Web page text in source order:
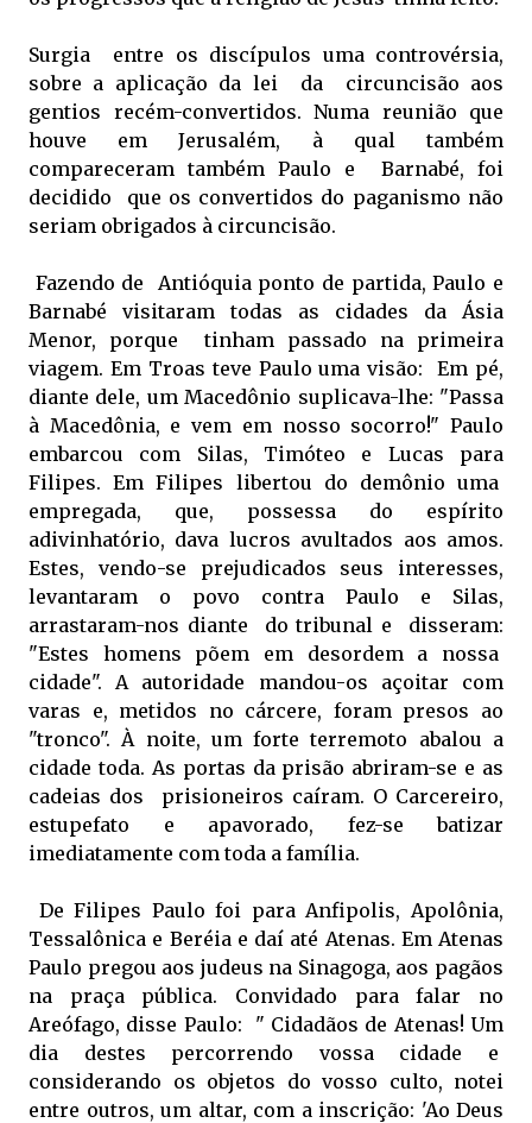
Surgia entre os discípulos uma controvérsia,
sobre a aplicação da lei da circuncisão aos
gentios recém-convertidos. Numa reunião que
houve em Jerusalém, à qual também
compareceram também Paulo e Barnabé, foi
decidido que os convertidos do paganismo não
seriam obrigados à circuncisão.
Fazendo de Antióquia ponto de partida, Paulo e
Barnabé visitaram todas as cidades da Ásia
Menor, porque tinham passado na primeira
viagem. Em Troas teve Paulo uma visão: Em pé,
diante dele, um Macedônio suplicava-lhe: "Passa
à Macedônia, e vem em nosso socorro!" Paulo
embarcou com Silas, Timóteo e Lucas para
Filipes. Em Filipes libertou do demônio uma
empregada, que, possessa do espírito
adivinhatório, dava lucros avultados aos amos.
Estes, vendo-se prejudicados seus interesses,
levantaram o povo contra Paulo e Silas,
arrastaram-nos diante do tribunal e disseram:
"Estes homens põem em desordem a nossa
cidade". A autoridade mandou-os açoitar com
varas e, metidos no cárcere, foram presos ao
"tronco". À noite, um forte terremoto abalou a
cidade toda. As portas da prisão abriram-se e as
cadeias dos prisioneiros caíram. O Carcereiro,
estupefato e apavorado, fez-se batizar
imediatamente com toda a família.
De Filipes Paulo foi para Anfipolis, Apolônia,
Tessalônica e Beréia e daí até Atenas. Em Atenas
Paulo pregou aos judeus na Sinagoga, aos pagãos
na praça pública. Convidado para falar no
Areófago, disse Paulo: " Cidadãos de Atenas! Um
dia destes percorrendo vossa cidade e
considerando os objetos do vosso culto, notei
entre outros, um altar, com a inscrição: 'Ao Deus